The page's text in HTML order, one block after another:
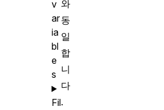
와
동
일
합
니
다
.
v
ar
ia
bl
e
s
Fil